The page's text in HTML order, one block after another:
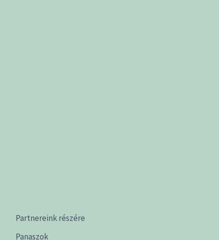
Partnereink részére
Panaszok